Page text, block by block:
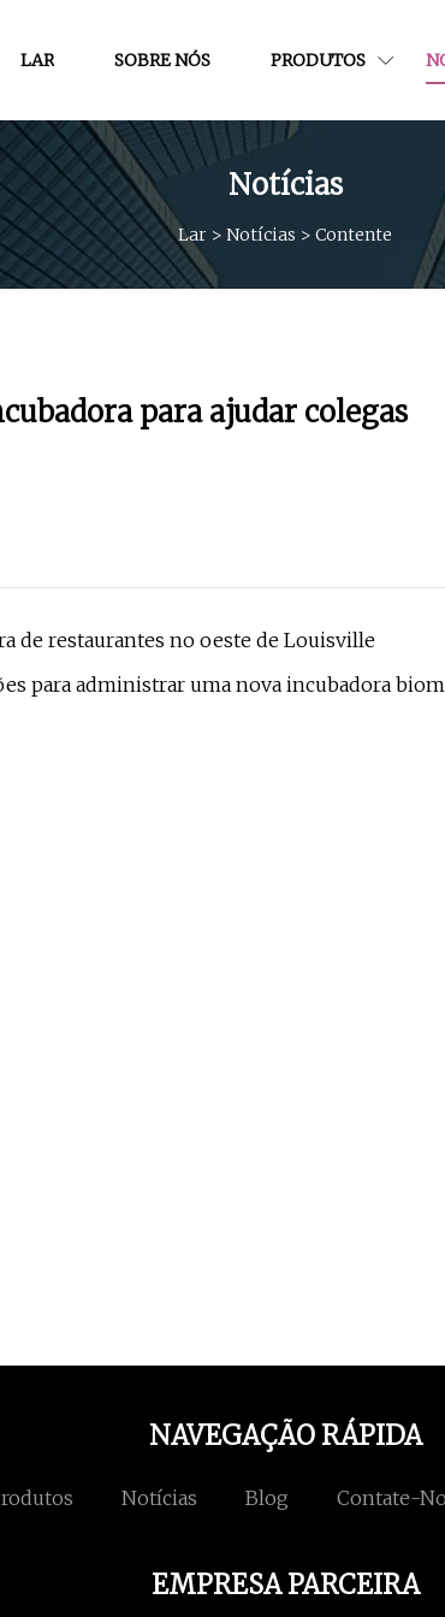
LAR SOBRE NÓS PRODUTOS
Notícias
Lar > Notícias > Contente
para ajudar colegas
de restaurantes no oeste de Louisville
para administrar uma nova incubadora
NAVEGAÇÃO RÁPIDA
Notícias Blog Contate-
EMPRESA PARCEIRA